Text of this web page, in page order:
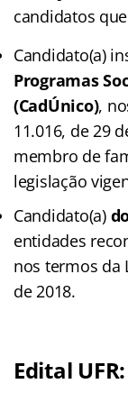
candidatos
Candidato(a)
Programas
(CadÚnico),
11.016, de 29
membro de
legislação
Candidato(a)
entidades
nos termos da
de 2018.
Edital